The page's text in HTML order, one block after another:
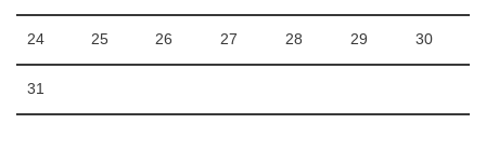
24 25 26 27 28 29 30
31